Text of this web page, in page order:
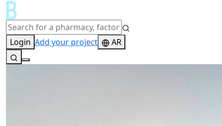
Login Add your project AR